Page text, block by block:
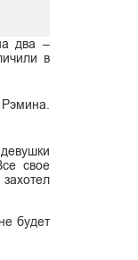
два –
в
свое
будет